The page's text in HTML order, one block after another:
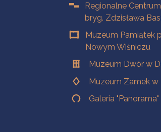
Regionalne
bryg. Zdzisława
Muzeum Pamiątek
Nowym Wiśniczu
Muzeum Dwór w
Muzeum Zamek w
Galeria "Panorama"